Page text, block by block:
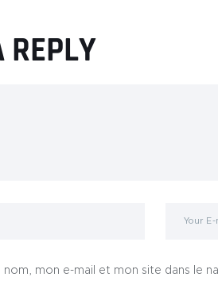
REPLY
nom, mon e-mail et mon site dans le